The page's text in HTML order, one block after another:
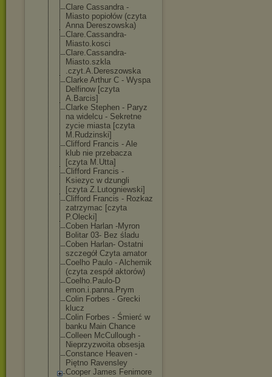
Clare Cassandra -
Miasto popiołów (czyta
Anna Dereszowska)
Clare.Cassandra-
Miasto.kosci
Clare.Cassandra-
Miasto.szkla
.czyt.A.Dereszowska
Clarke Arthur C - Wyspa
Delfinow [czyta
A.Barcis]
Clarke Stephen - Paryz
na widelcu - Sekretne
zycie miasta [czyta
M.Rudzinski]
Clifford Francis - Ale
klub nie przebacza
[czyta M.Utta]
Clifford Francis -
Ksiezyc w dzungli
[czyta Z.Lutogniewski]
Clifford Francis - Rozkaz
zatrzymac [czyta
P.Olecki]
Coben Harlan -Myron
Bolitar 03- Bez śladu
Coben Harlan- Ostatni
szczegół Czyta amator
Coelho Paulo - Alchemik
(czyta zespół aktorów)
Coelho.Paulo-D
emon.i.panna.Prym
Colin Forbes - Grecki
klucz
Colin Forbes - Śmierć w
banku Main Chance
Colleen McCullough -
Nieprzyzwoita obsesja
Constance Heaven -
Piętno Ravensley
Cooper James Fenimore